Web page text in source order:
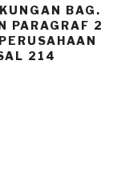
BAG.
PARAGRAF 2
214